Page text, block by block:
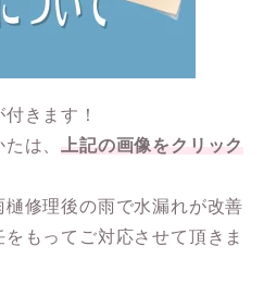
きます！
は、
上記の画像をクリック
修理後の雨で水漏れが改善
もってご対応させて頂きま